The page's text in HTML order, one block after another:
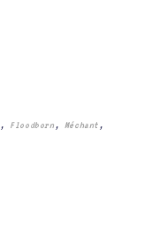
, Floodborn , Méchant ,